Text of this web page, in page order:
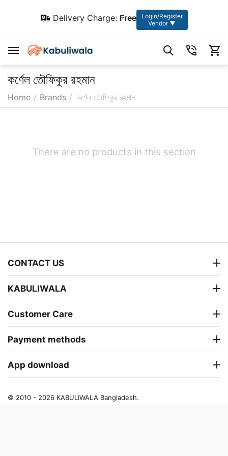
Delivery Charge: Free
Login/Register
Vendor ▼
কর্ণেল তৌফিকুর রহমান
Home / Brands / কর্ণেল তৌফিকুর রহমান
There are no products in this section
CONTACT US
KABULIWALA
Customer Care
Payment methods
App download
© 2010 - 2026 KABULIWALA Bangladesh.